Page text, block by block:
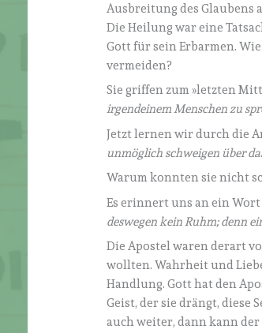
Ausbreitung des Glaubens
Die Heilung war eine
Gott für sein Erbarmen.
vermeiden?
Sie griffen zum »letzten
irgendeinem Menschen zu
Jetzt lernen wir durch die
unmöglich schweigen über
Warum konnten sie nicht
Es erinnert uns an ein Wort
deswegen kein Ruhm; denn
Die Apostel waren derart
wollten. Wahrheit und
Handlung. Gott hat den
Geist, der sie drängt, diese
auch weiter, dann kann